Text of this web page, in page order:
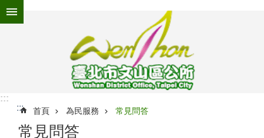
跳到主要內容區塊
為
:::
:::
首頁 為民服務 常見問答
常見問答